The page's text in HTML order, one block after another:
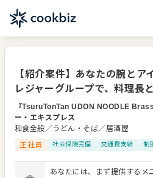
【紹介案件】あなたの腕とア
レジャーグループで、料理長
『TsuruTonTan UDON NOODLE
ー・エキスプレス
和食全般／うどん・そば／居酒屋
正社員
社会保険完備 交通費支給 制
あなたには、まず提供するメ